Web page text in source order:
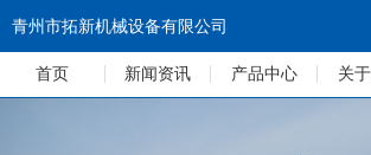
青州市拓新机械设备有限公司
首页 新闻资讯 产品中心 关